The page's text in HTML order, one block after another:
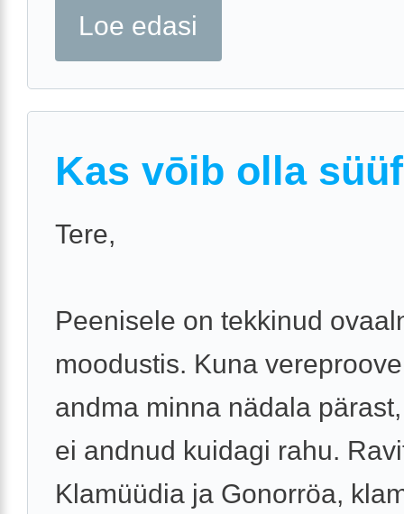
Loe edasi
Kas vōib olla
Tere,
Peenisele on tekkinud
moodustis. Kuna
andma minna nädala
ei andnud kuidagi rahu.
Klamüüdia ja Gonorröa,